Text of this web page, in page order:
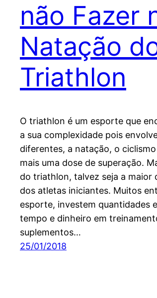
não Fazer
Natação
Triathlon
O triathlon é um esporte que
a sua complexidade pois
diferentes, a natação, o
mais uma dose de superação.
do triathlon, talvez seja a maior
dos atletas iniciantes. Muitos
esporte, investem quantidades
tempo e dinheiro em
suplementos…
25/01/2018